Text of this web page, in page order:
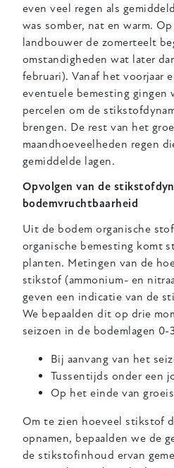
even veel regen als
was somber, nat en warm.
landbouwer de zomerteelt
omstandigheden wat later
februari). Vanaf het voorjaar
eventuele bemesting gingen
percelen om de
brengen. De rest van het
maandhoeveelheden regen
gemiddelde lagen.
Opvolgen van de
bodemvruchtbaarheid
Uit de bodem organische
organische bemesting komt
planten. Metingen van de
stikstof (ammonium- en
geven een indicatie van de
We bepaalden dit op drie
seizoen in de bodemlagen 0-
Bij aanvang van het
Tussentijds onder een
Op het einde van
Om te zien hoeveel stikstof
opnamen, bepaalden we de
de stikstofinhoud ervan